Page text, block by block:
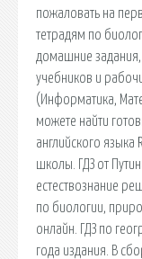
пожаловать на
тетрадям по
домашние
учебников и
(Информатика,
можете найти
английского языка
школы. ГДЗ от
естествознание
по биологии,
онлайн. ГДЗ по
года издания. В